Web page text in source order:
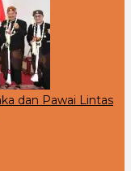
dan Pawai Lintas